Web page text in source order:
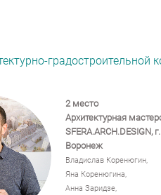
2 место
Архитектурная
SFERA.ARCH.DESIGN, г.
Воронеж
Владислав Коренюгин,
Яна Коренюгина,
Анна Заридзе,